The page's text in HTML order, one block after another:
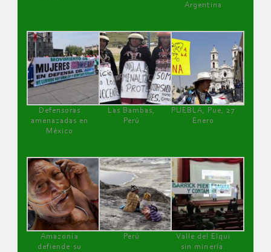
Argentina
Defensoras
amenazadas en
México
Las Bambas,
Perú
PUEBLA, Pue, 27
Enero
Amazonía
defiende su
Perú
Valle del Elqui
sin minería.